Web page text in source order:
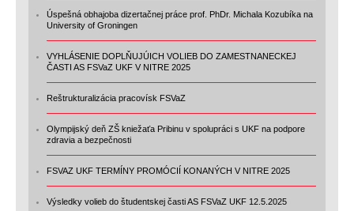
Úspešná obhajoba dizertačnej práce prof. PhDr. Michala Kozubíka na
University of Groningen
VYHLÁSENIE DOPLŇUJÚICH VOLIEB DO ZAMESTNANECKEJ
ČASTI AS FSVaZ UKF V NITRE 2025
Reštrukturalizácia pracovísk FSVaZ
Olympijský deň ZŠ kniežaťa Pribinu v spolupráci s UKF na podpore
zdravia a bezpečnosti
FSVAZ UKF TERMÍNY PROMÓCIÍ KONANÝCH V NITRE 2025
Výsledky volieb do študentskej časti AS FSVaZ UKF 12.5.2025